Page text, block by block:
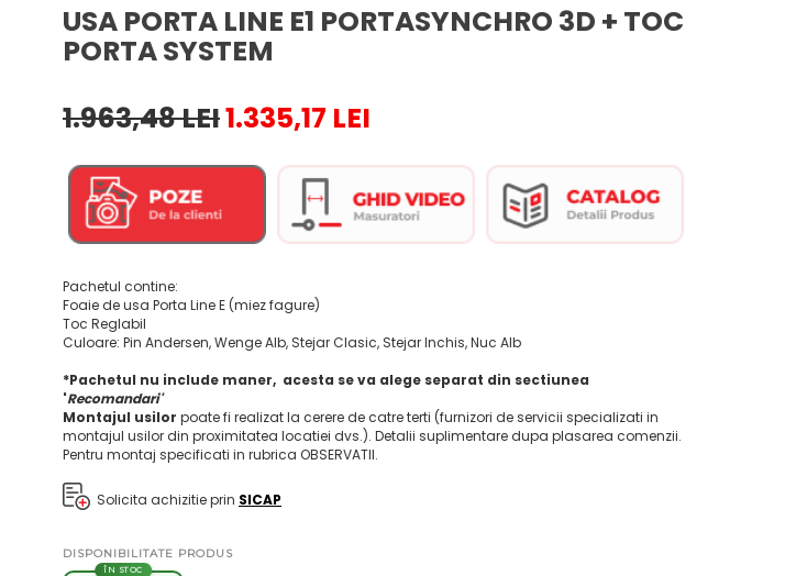
USA PORTA LINE E1 PORTASYNCHRO 3D + TOC
PORTA SYSTEM
1.963,48 LEI1.335,17 LEI
Pachetul contine:
Foaie de usa Porta Line E (miez fagure)
Toc Reglabil
Culoare: Pin Andersen, Wenge Alb, Stejar Clasic, Stejar Inchis, Nuc Alb
*Pachetul nu include maner, acesta se va alege separat din sectiunea
'Recomandari'
Montajul usilor poate fi realizat la cerere de catre terti (furnizori de servicii specializati in
montajul usilor din proximitatea locatiei dvs.). Detalii suplimentare dupa plasarea comenzii.
Pentru montaj specificati in rubrica OBSERVATII.
Solicita achizitie prin SICAP
DISPONIBILITATE PRODUS
ÎN STOC